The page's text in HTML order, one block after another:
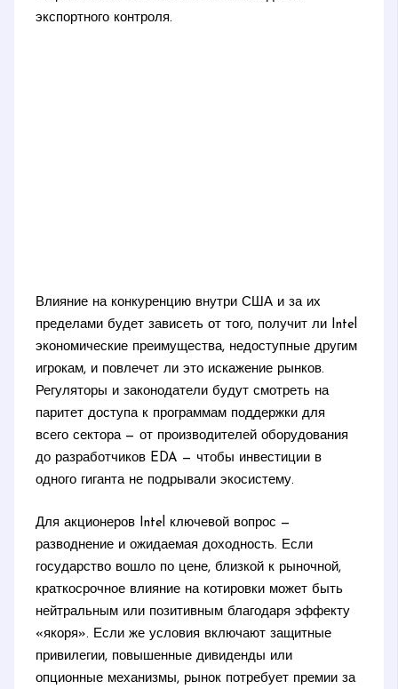
экспортного контроля.
Влияние на конкуренцию внутри США и за их
пределами будет зависеть от того, получит ли Intel
экономические преимущества, недоступные другим
игрокам, и повлечет ли это искажение рынков.
Регуляторы и законодатели будут смотреть на
паритет доступа к программам поддержки для
всего сектора — от производителей оборудования
до разработчиков EDA — чтобы инвестиции в
одного гиганта не подрывали экосистему.
Для акционеров Intel ключевой вопрос —
разводнение и ожидаемая доходность. Если
государство вошло по цене, близкой к рыночной,
краткосрочное влияние на котировки может быть
нейтральным или позитивным благодаря эффекту
«якоря». Если же условия включают защитные
привилегии, повышенные дивиденды или
опционные механизмы, рынок потребует премии за